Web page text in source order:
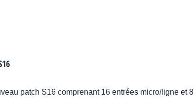
patch S16 comprenant 16 entrées micro/ligne et 8